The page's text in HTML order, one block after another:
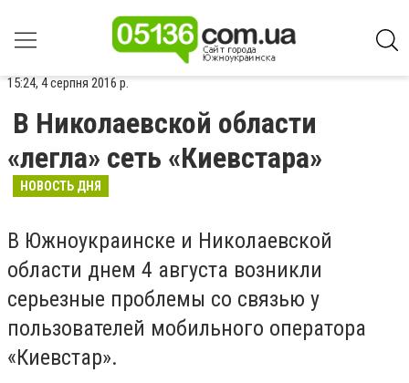
15:24, 4 серпня 2016 р.
В Николаевской области
«легла» сеть «Киевстара»
НОВОСТЬ ДНЯ
В Южноукраинске и Николаевской
области днем 4 августа возникли
серьезные проблемы со связью у
пользователей мобильного оператора
«Киевстар».